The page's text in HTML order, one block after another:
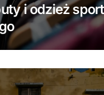
i odzież